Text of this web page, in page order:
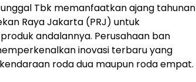
Tbk memanfaatkan ajang tahunan
Raya Jakarta (PRJ) untuk
andalannya. Perusahaan ban
inovasi terbaru yang
roda dua maupun roda empat.